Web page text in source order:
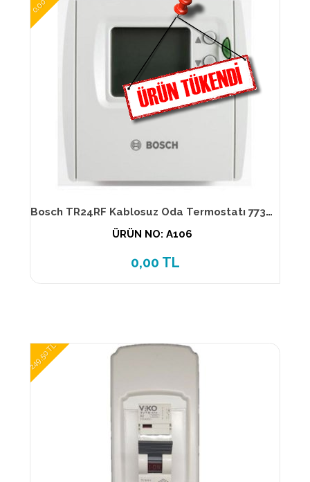
Bosch TR24RF Kablosuz Oda Termostatı 7736901302
ÜRÜN NO: A106
0,00 TL
249,50 TL